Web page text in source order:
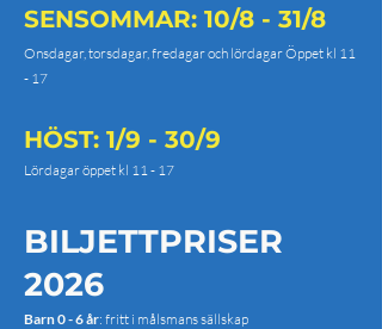
SENSOMMAR: 10/8 - 31/8
Onsdagar, torsdagar, fredagar och lördagar Öppet kl 11
- 17
HÖST: 1/9 - 30/9
Lördagar öppet kl 11 - 17
BILJETTPRISER
2026
Barn 0 - 6 år: fritt i målsmans sällskap